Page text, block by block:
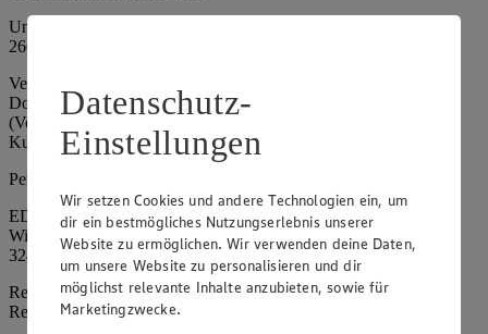
Umsatzsteuer-Identifikationsnummer gem. § 27a UStG: DE
266067317
Vertretungsberechtigte: Mark Rosenkranz (Sprecher), Eileen
Dominique Klingsiek (Vorstandsmitglied), Ulf-U. Plath
(Vorstandsmitglied), Stephan Wohler (Vorstandsmitglied), Marc
Kuhlmann (Aufsichtsratsvorsitzender)
Persönlich haftende Gesellschafterin:
EDEKA Minden-Hannover Holding GmbH
Wittelsbacherallee 61
32427 Minden
Registergericht: Amtsgericht Bad Oeynhausen
Registernummer: HRB 4086
Datenschutz-
Einstellungen
Wir setzen Cookies und andere Technologien ein, um
dir ein bestmögliches Nutzungserlebnis unserer
Website zu ermöglichen. Wir verwenden deine Daten,
um unsere Website zu personalisieren und dir
möglichst relevante Inhalte anzubieten, sowie für
Marketingzwecke.